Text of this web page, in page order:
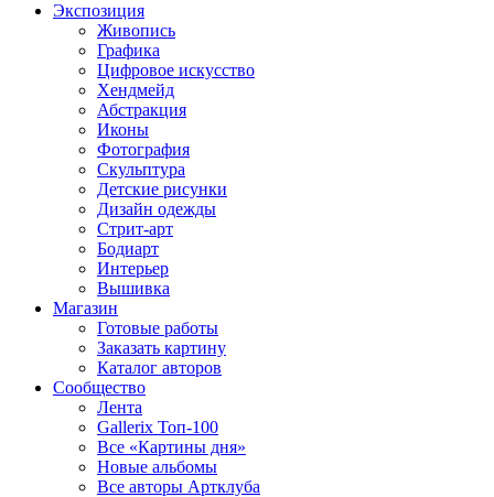
Экспозиция
Живопись
Графика
Цифровое искусство
Хендмейд
Абстракция
Иконы
Фотография
Скульптура
Детские рисунки
Дизайн одежды
Стрит-арт
Бодиарт
Интерьер
Вышивка
Магазин
Готовые работы
Заказать картину
Каталог авторов
Сообщество
Лента
Gallerix Топ-100
Все «Картины дня»
Новые альбомы
Все авторы Артклуба